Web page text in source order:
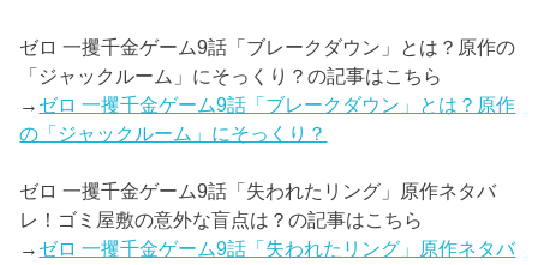
ゼロ 一攫千金ゲーム9話「ブレークダウン」とは？原作の
「ジャックルーム」にそっくり？の記事はこちら
→ ゼロ 一攫千金ゲーム9話「ブレークダウン」とは？原作
の「ジャックルーム」にそっくり？
ゼロ 一攫千金ゲーム9話「失われたリング」原作ネタバ
レ！ゴミ屋敷の意外な盲点は？の記事はこちら
→ ゼロ 一攫千金ゲーム9話「失われたリング」原作ネタバ